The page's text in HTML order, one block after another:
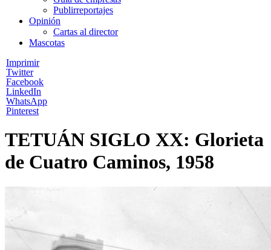
Publirreportajes
Opinión
Cartas al director
Mascotas
Imprimir
Twitter
Facebook
LinkedIn
WhatsApp
Pinterest
TETUÁN SIGLO XX: Glorieta
de Cuatro Caminos, 1958